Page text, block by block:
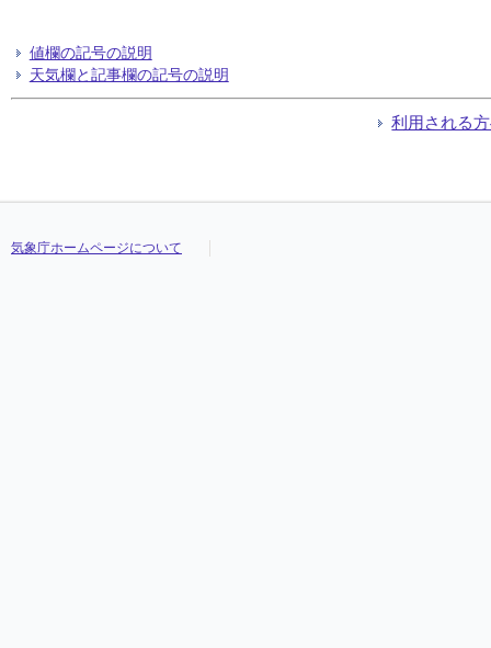
値欄の記号の説明
天気欄と記事欄の記号の説明
利用される
気象庁ホームページについて